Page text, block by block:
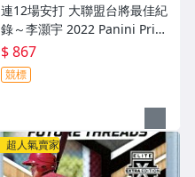
連12場安打 大聯盟台將最佳紀
錄～李灝宇 2022 Panini Priz
m Draft Picks 亮面新人簽名鑑
定卡 RC PSA 9～
$ 867
競標
超人氣賣家